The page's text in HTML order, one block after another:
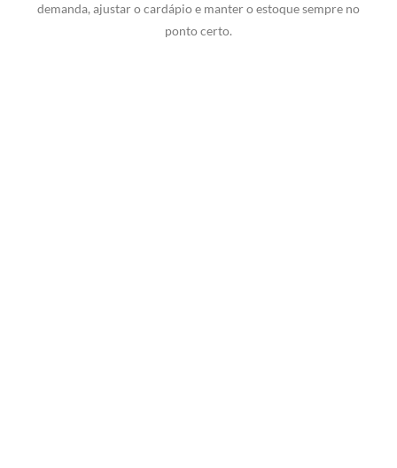
demanda, ajustar o cardápio e manter o estoque sempre no
ponto certo.